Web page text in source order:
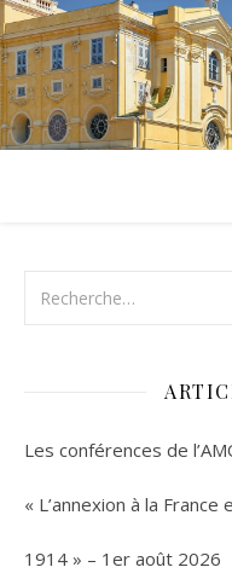
Les conférences de
« L’annexion à la
1914 » – 1er août 2026